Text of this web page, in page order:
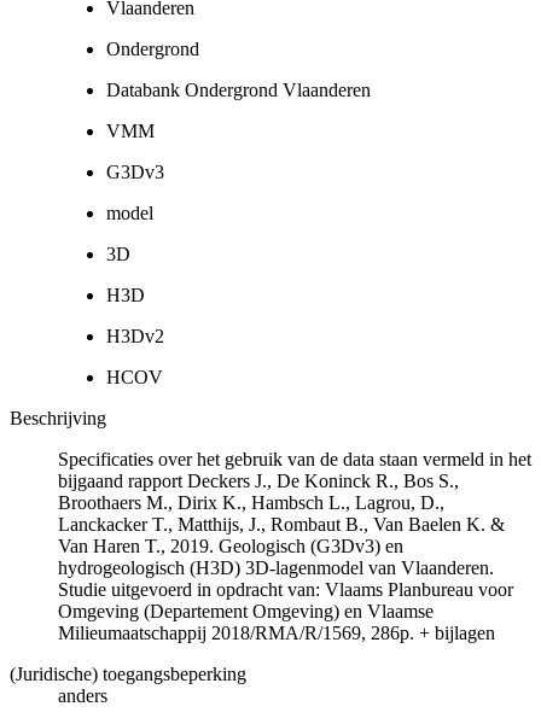
Vlaanderen
Ondergrond
Databank Ondergrond Vlaanderen
VMM
G3Dv3
model
3D
H3D
H3Dv2
HCOV
Beschrijving
Specificaties over het gebruik van de data staan vermeld in het
bijgaand rapport Deckers J., De Koninck R., Bos S.,
Broothaers M., Dirix K., Hambsch L., Lagrou, D.,
Lanckacker T., Matthijs, J., Rombaut B., Van Baelen K. &
Van Haren T., 2019. Geologisch (G3Dv3) en
hydrogeologisch (H3D) 3D-lagenmodel van Vlaanderen.
Studie uitgevoerd in opdracht van: Vlaams Planbureau voor
Omgeving (Departement Omgeving) en Vlaamse
Milieumaatschappij 2018/RMA/R/1569, 286p. + bijlagen
(Juridische) toegangsbeperking
anders